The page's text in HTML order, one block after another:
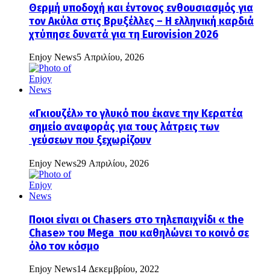
Θερμή υποδοχή και έντονος ενθουσιασμός για
τον Ακύλα στις Βρυξέλλες – Η ελληνική καρδιά
χτύπησε δυνατά για τη Eurovision 2026
Enjoy News5 Απριλίου, 2026
«Γκιουζέλ» το γλυκό που έκανε την Κερατέα
σημείο αναφοράς για τους λάτρεις των
γεύσεων που ξεχωρίζουν
Enjoy News29 Απριλίου, 2026
Ποιοι είναι οι Chasers στο τηλεπαιχνίδι « the
Chase» του Mega που καθηλώνει το κοινό σε
όλο τον κόσμο
Enjoy News14 Δεκεμβρίου, 2022